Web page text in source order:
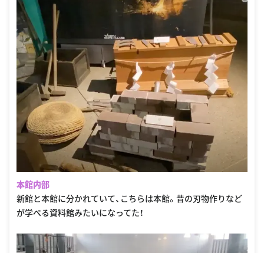
本館内部
新館と本館に分かれていて、こちらは本館。昔の刃物作りなど
が学べる資料館みたいになってた！